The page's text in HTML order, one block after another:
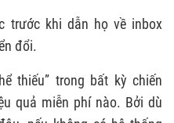
trước khi dẫn họ về inbox
đổi.
thiếu” trong bất kỳ chiến
quả miễn phí nào. Bởi dù